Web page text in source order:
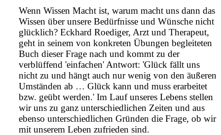
Wenn Wissen Macht ist, warum macht uns dann das
Wissen über unsere Bedürfnisse und Wünsche nicht
glücklich? Eckhard Roediger, Arzt und Therapeut,
geht in seinem von konkreten Übungen begleiteten
Buch dieser Frage nach und kommt zu der
verblüffend 'einfachen' Antwort: 'Glück fällt uns
nicht zu und hängt auch nur wenig von den äußeren
Umständen ab … Glück kann und muss erarbeitet
bzw. geübt werden.' Im Lauf unseres Lebens stellen
wir uns zu ganz unterschiedlichen Zeiten und aus
ebenso unterschiedlichen Gründen die Frage, ob wir
mit unserem Leben zufrieden sind.